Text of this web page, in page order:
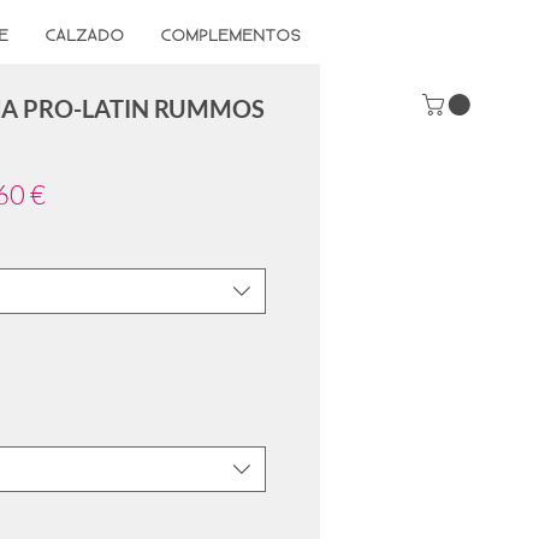
CALZADO COMPLEMENTOS
PRO-LATIN RUMMOS
€Precio